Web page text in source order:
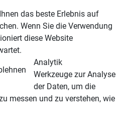
das beste Erlebnis auf
Wenn Sie die Verwendung
diese Website
Analytik
Werkzeuge zur Analyse
der Daten, um die
messen und zu verstehen, wie